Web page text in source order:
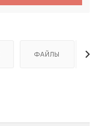
ФАЙЛЫ